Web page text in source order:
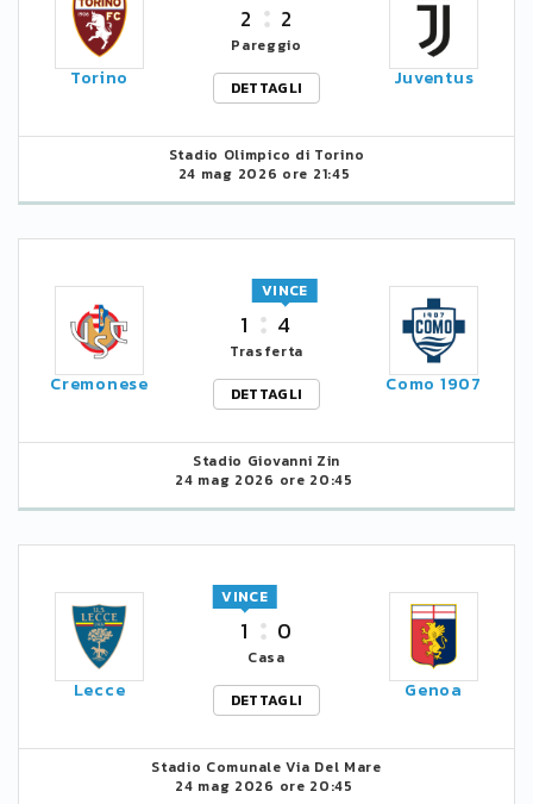
Torino
2 2
Pareggio
DETTAGLI
Juventus
Stadio Olimpico di Torino
24 mag 2026 ore 21:45
Cremonese
1 4
VINCE
Trasferta
DETTAGLI
Como 1907
Stadio Giovanni Zin
24 mag 2026 ore 20:45
Lecce
1
VINCE
0
Casa
DETTAGLI
Genoa
Stadio Comunale Via Del Mare
24 mag 2026 ore 20:45